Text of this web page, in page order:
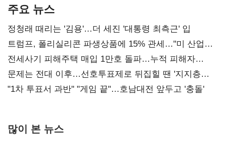
주요 뉴스
정청래 때리는 '김용'…더 세진 '대통령 최측근' 입
트럼프, 폴리실리콘 파생상품에 15% 관세…"미 산업
재건"
전세사기 피해주택 매입 1만호 돌파…누적 피해자
4만278명
문제는 전대 이후…선호투표제로 뒤집힐 땐 '지지층
불복'
"1차 투표서 과반" "게임 끝"…호남대전 앞두고 '충돌'
많이 본 뉴스